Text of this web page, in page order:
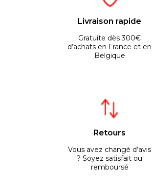
Livraison rapide
Gratuite dès 300€
d’achats en France et en
Belgique
Retours
Vous avez changé d’avis
? Soyez satisfait ou
remboursé